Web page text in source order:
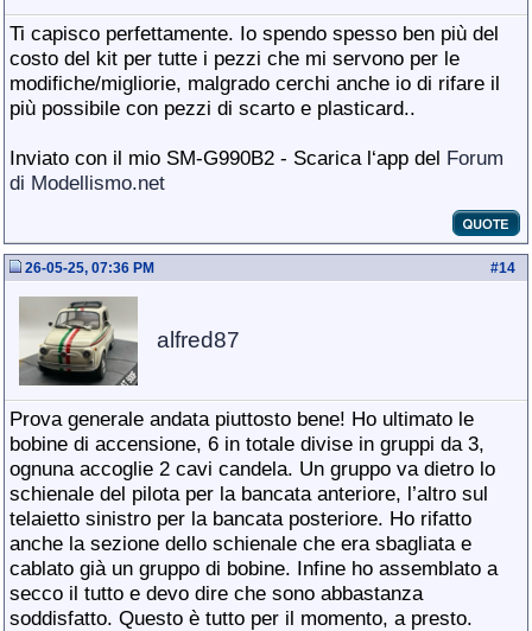
Ti capisco perfettamente. Io spendo spesso ben più del
costo del kit per tutte i pezzi che mi servono per le
modifiche/migliorie, malgrado cerchi anche io di rifare il
più possibile con pezzi di scarto e plasticard..
Inviato con il mio SM-G990B2 - Scarica l‘app del Forum
di Modellismo.net
#14
26-05-25, 07:36 PM
alfred87
Prova generale andata piuttosto bene! Ho ultimato le
bobine di accensione, 6 in totale divise in gruppi da 3,
ognuna accoglie 2 cavi candela. Un gruppo va dietro lo
schienale del pilota per la bancata anteriore, l’altro sul
telaietto sinistro per la bancata posteriore. Ho rifatto
anche la sezione dello schienale che era sbagliata e
cablato già un gruppo di bobine. Infine ho assemblato a
secco il tutto e devo dire che sono abbastanza
soddisfatto. Questo è tutto per il momento, a presto.